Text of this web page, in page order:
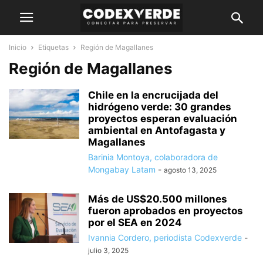
Inicio Etiquetas Región de Magallanes
Región de Magallanes
Chile en la encrucijada del
hidrógeno verde: 30 grandes
proyectos esperan evaluación
ambiental en Antofagasta y
Magallanes
Barinia Montoya, colaboradora de
Mongabay Latam - agosto 13, 2025
Más de US$20.500 millones
fueron aprobados en proyectos
por el SEA en 2024
Ivannia Cordero, periodista Codexverde -
julio 3, 2025